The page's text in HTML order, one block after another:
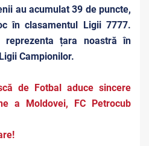
au acumulat 39 de puncte,
în clasamentul Ligii 7777.
țara noastră în
Campionilor.
de Fotbal aduce sincere
a Moldovei, FC Petrocub